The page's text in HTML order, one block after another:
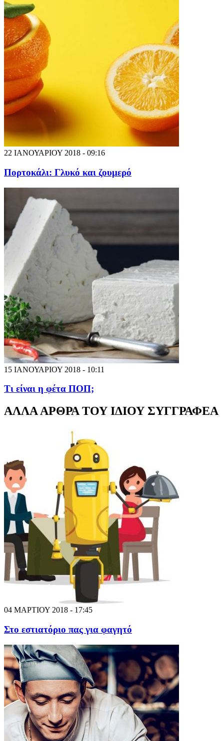
22 ΙΑΝΟΥΑΡΙΟΥ 2018 - 09:16
Πορτοκάλι: Γλυκό και ζουμερό
15 ΙΑΝΟΥΑΡΙΟΥ 2018 - 10:11
Τι είναι η φέτα ΠΟΠ;
ΑΛΛΑ ΑΡΘΡΑ ΤΟΥ ΙΔΙΟΥ ΣΥΓΓΡΑΦΕΑ
04 ΜΑΡΤΙΟΥ 2018 - 17:45
Στο εστιατόριο πας για φαγητό